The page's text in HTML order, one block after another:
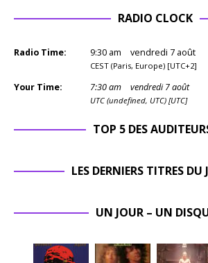
RADIO CLOCK
Radio Time: 9:30 am vendredi 7 août
CEST (Paris, Europe) [UTC+2]
Your Time: 7:30am vendredi 7 août
UTC (undefined, UTC) [UTC]
TOP 5 DES
LES DERNIERS TITRES DU
UN JOUR – UN